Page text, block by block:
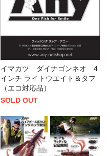
イマカツ ダイナゴンネオ 4
インチ ライトウエイト＆タフ
（エコ対応品）
SOLD OUT